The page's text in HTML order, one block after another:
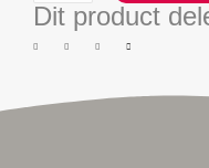
Dit product